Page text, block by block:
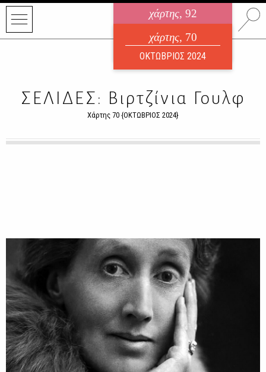
χάρτης, 92
ηλεκτρονικό περιοδικό
ΑΥΓΟΥΣΤΟΣ 2026
χάρτης, 70
ΟΚΤΩΒΡΙΟΣ 2024
ΣΕΛΙΔΕΣ: Βιρτζίνια Γουλφ
Χάρτης 70 {ΟΚΤΩΒΡΙΟΣ 2024}